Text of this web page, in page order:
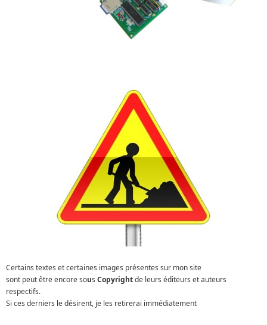
Certains textes et certaines images présentes sur mon site
sont peut être encore sous Copyrightde leurs éditeurs et auteurs
respectifs.
Si ces derniers le désirent, je les retirerai immédiatement